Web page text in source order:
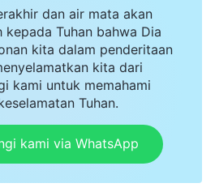
dan air mata akan
kepada Tuhan bahwa Dia
kita dalam penderitaan
kita dari
kami untuk memahami
Tuhan.
kami via WhatsApp